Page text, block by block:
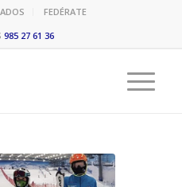
FEDÉRATE
985 27 61 36